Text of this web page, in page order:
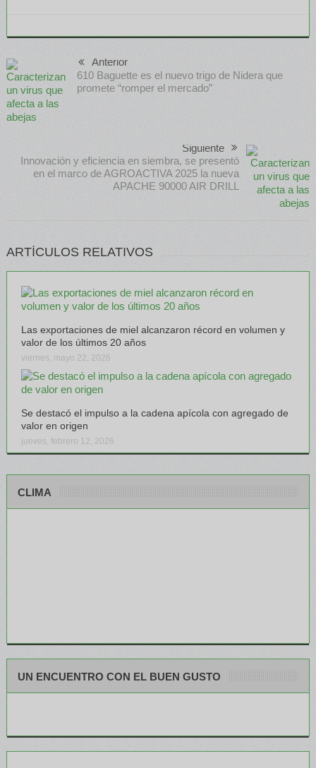
Anterior
610 Baguette es el nuevo trigo de Nidera que
promete “romper el mercado”
Siguiente
Innovación y eficiencia en siembra, se presentó
en el marco de AGROACTIVA 2025 la nueva
APACHE 90000 AIR DRILL
ARTÍCULOS RELATIVOS
Las exportaciones de miel alcanzaron récord en volumen y
valor de los últimos 20 años
viernes, mayo 22, 2026
Se destacó el impulso a la cadena apícola con agregado de
valor en origen
jueves, febrero 12, 2026
CLIMA
UN ENCUENTRO CON EL BUEN GUSTO